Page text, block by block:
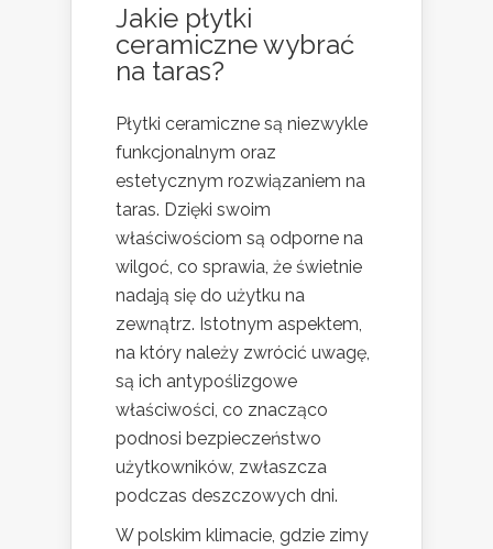
Jakie płytki
ceramiczne wybrać
na taras?
Płytki ceramiczne są niezwykle
funkcjonalnym oraz
estetycznym rozwiązaniem na
taras. Dzięki swoim
właściwościom są odporne na
wilgoć, co sprawia, że świetnie
nadają się do użytku na
zewnątrz. Istotnym aspektem,
na który należy zwrócić uwagę,
są ich antypoślizgowe
właściwości, co znacząco
podnosi bezpieczeństwo
użytkowników, zwłaszcza
podczas deszczowych dni.
W polskim klimacie, gdzie zimy